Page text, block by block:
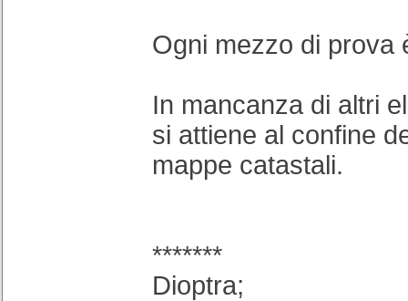
Ogni mezzo di prova
In mancanza di altri
si attiene al confine
mappe catastali.
*******
Dioptra;